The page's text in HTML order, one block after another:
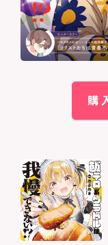
購